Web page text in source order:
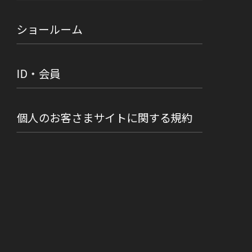
ショールーム
ID・会員
個人のお客さまサイトに関する規約